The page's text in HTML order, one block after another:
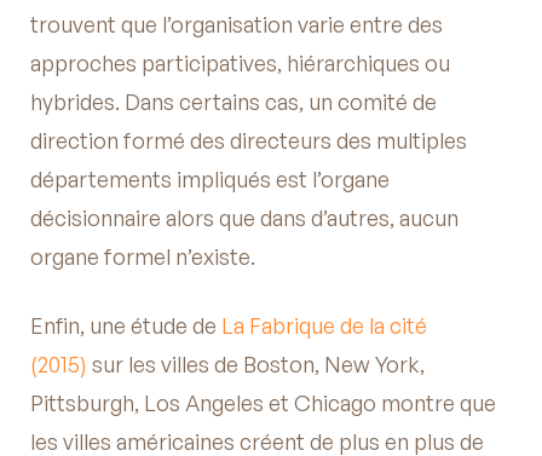
trouvent que l’organisation varie entre des
approches participatives, hiérarchiques ou
hybrides. Dans certains cas, un comité de
direction formé des directeurs des multiples
départements impliqués est l’organe
décisionnaire alors que dans d’autres, aucun
organe formel n’existe.
Enfin, une étude de La Fabrique de la cité
(2015) sur les villes de Boston, New York,
Pittsburgh, Los Angeles et Chicago montre que
les villes américaines créent de plus en plus de